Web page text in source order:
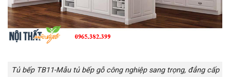
Tủ bếp TB11-Mẫu tủ bếp gỗ công nghiệp sang trọng, đẳng cấp